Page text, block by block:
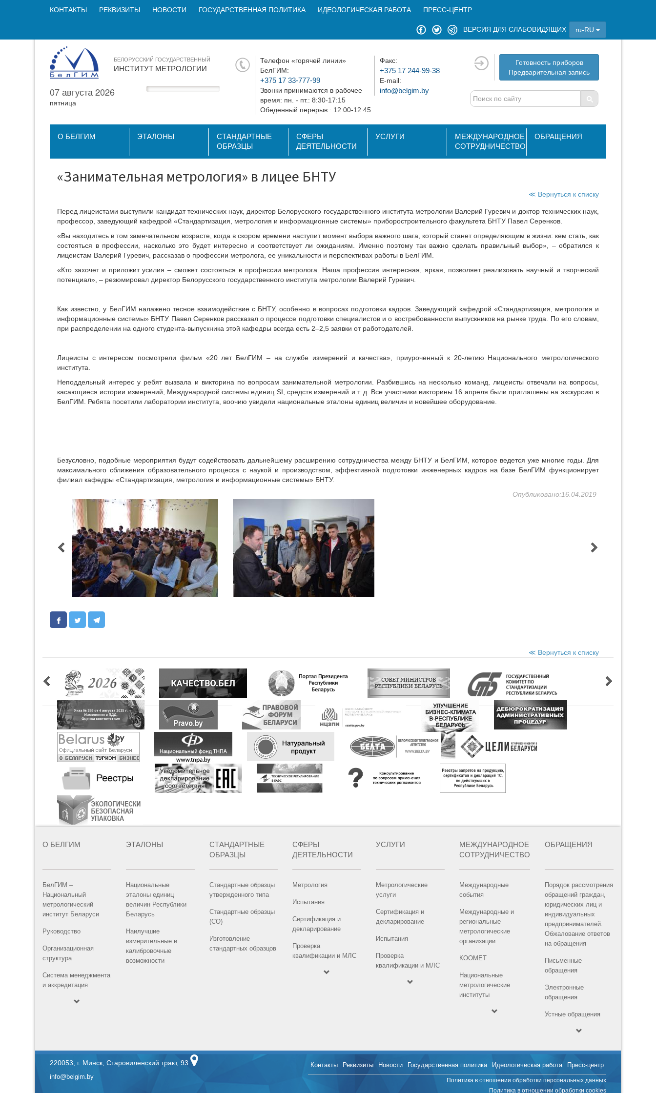
КОНТАКТЫ РЕКВИЗИТЫ НОВОСТИ ГОСУДАРСТВЕННАЯ ПОЛИТИКА ИДЕОЛОГИЧЕСКАЯ РАБОТА ПРЕСС-ЦЕНТР
ВЕРСИЯ ДЛЯ СЛАБОВИДЯЩИХ ru-RU
БЕЛОРУССКИЙ ГОСУДАРСТВЕННЫЙ
ИНСТИТУТ МЕТРОЛОГИИ
07 августа 2026
пятница
Телефон «горячей линии»
БелГИМ:
+375 17 33-777-99
Звонки принимаются в рабочее
время: пн. - пт.: 8:30-17:15
Обеденный перерыв : 12:00-12:45
Факс:
+375 17 244-99-38
E-mail:
info@belgim.by
Готовность приборов
Предварительная запись
О БЕЛГИМ ЭТАЛОНЫ
СТАНДАРТНЫЕ
ОБРАЗЦЫ
СФЕРЫ
ДЕЯТЕЛЬНОСТИ
УСЛУГИ
МЕЖДУНАРОДНОЕ
СОТРУДНИЧЕСТВО
ОБРАЩЕНИЯ
«Занимательная метрология» в лицее БНТУ
≪ Вернуться к списку
Перед лицеистами выступили кандидат технических наук, директор Белорусского государственного института метрологии Валерий Гуревич и доктор технических наук,
профессор, заведующий кафедрой «Стандартизация, метрология и информационные системы» приборостроительного факультета БНТУ Павел Серенков.
«Вы находитесь в том замечательном возрасте, когда в скором времени наступит момент выбора важного шага, который станет определяющим в жизни: кем стать, как
состояться в профессии, насколько это будет интересно и соответствует ли ожиданиям. Именно поэтому так важно сделать правильный выбор», – обратился к
лицеистам Валерий Гуревич, рассказав о профессии метролога, ее уникальности и перспективах работы в БелГИМ.
«Кто захочет и приложит усилия – сможет состояться в профессии метролога. Наша профессия интересная, яркая, позволяет реализовать научный и творческий
потенциал», – резюмировал директор Белорусского государственного института метрологии Валерий Гуревич.
Как известно, у БелГИМ налажено тесное взаимодействие с БНТУ, особенно в вопросах подготовки кадров. Заведующий кафедрой «Стандартизация, метрология и
информационные системы» БНТУ Павел Серенков рассказал о процессе подготовки специалистов и о востребованности выпускников на рынке труда. По его словам,
при распределении на одного студента-выпускника этой кафедры всегда есть 2–2,5 заявки от работодателей.
Лицеисты с интересом посмотрели фильм «20 лет БелГИМ – на службе измерений и качества», приуроченный к 20-летию Национального метрологического
института.
Неподдельный интерес у ребят вызвала и викторина по вопросам занимательной метрологии. Разбившись на несколько команд, лицеисты отвечали на вопросы,
касающиеся истории измерений, Международной системы единиц SI, средств измерений и т. д. Все участники викторины 16 апреля были приглашены на экскурсию в
БелГИМ. Ребята посетили лаборатории института, воочию увидели национальные эталоны единиц величин и новейшее оборудование.
Безусловно, подобные мероприятия будут содействовать дальнейшему расширению сотрудничества между БНТУ и БелГИМ, которое ведется уже многие годы. Для
максимального сближения образовательного процесса с наукой и производством, эффективной подготовки инженерных кадров на базе БелГИМ функционирует
филиал кафедры «Стандартизация, метрология и информационные системы» БНТУ.
Опубликовано:16.04.2019
≪ Вернуться к списку
О БЕЛГИМ
БелГИМ –
Национальный
метрологический
институт Беларуси
Руководство
Организационная
структура
Система менеджмента
и аккредитация
ЭТАЛОНЫ
Национальные
эталоны единиц
величин Республики
Беларусь
Наилучшие
измерительные и
калибровочные
возможности
СТАНДАРТНЫЕ
ОБРАЗЦЫ
Стандартные образцы
утвержденного типа
Стандартные образцы
(СО)
Изготовление
стандартных образцов
СФЕРЫ
ДЕЯТЕЛЬНОСТИ
Метрология
Испытания
Сертификация и
декларирование
Проверка
квалификации и МЛС
УСЛУГИ
Метрологические
услуги
Сертификация и
декларирование
Испытания
Проверка
квалификации и МЛС
МЕЖДУНАРОДНОЕ
СОТРУДНИЧЕСТВО
Международные
события
Международные и
региональные
метрологические
организации
КООМЕТ
Национальные
метрологические
институты
ОБРАЩЕНИЯ
Порядок рассмотрения
обращений граждан,
юридических лиц и
индивидуальных
предпринимателей.
Обжалование ответов
на обращения
Письменные
обращения
Электронные
обращения
Устные обращения
220053, г. Минск, Старовиленский тракт, 93
info@belgim.by
Контакты Реквизиты Новости Государственная политика Идеологическая работа Пресс-центр
Политика в отношении обработки персональных данных
Политика в отношении обработки cookies